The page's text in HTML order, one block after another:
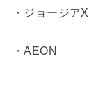
・ジョージアX
・AEON